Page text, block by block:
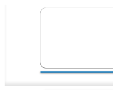
ГЛАВНОЕ